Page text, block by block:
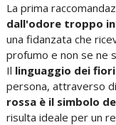
La prima
dall'odore troppo
una fidanzata che
profumo e non se ne
Il linguaggio dei fiori
persona, attraverso
rossa è il simbolo
risulta ideale per un